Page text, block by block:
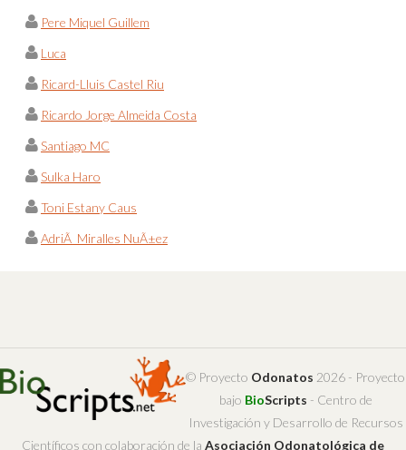
Pere Miquel Guillem
Luca
Ricard-Lluis Castel Riu
Ricardo Jorge Almeida Costa
Santiago MC
Sulka Haro
Toni Estany Caus
AdriÃ Miralles NuÃ±ez
© Proyecto Odonatos 2026 - Proyecto
bajo BioScripts - Centro de
Investigación y Desarrollo de Recursos
Científicos con colaboración de la Asociación Odonatológica de